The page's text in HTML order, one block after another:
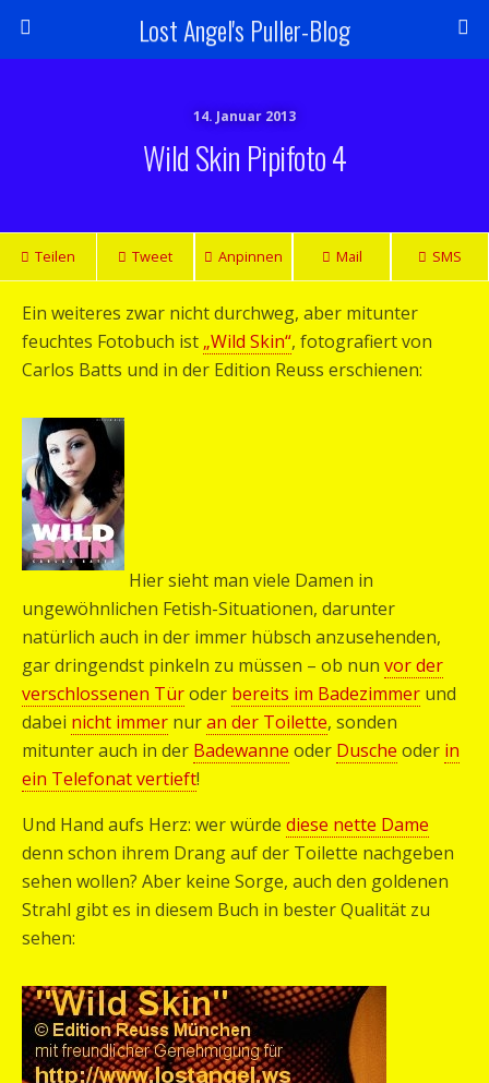
Lost Angel's Puller-Blog
14. Januar 2013
Wild Skin Pipifoto 4
Teilen Tweet Anpinnen Mail SMS
Ein weiteres zwar nicht durchweg, aber mitunter
feuchtes Fotobuch ist „Wild Skin“, fotografiert von
Carlos Batts und in der Edition Reuss erschienen:
Hier sieht man viele Damen in
ungewöhnlichen Fetish-Situationen, darunter
natürlich auch in der immer hübsch anzusehenden,
gar dringendst pinkeln zu müssen – ob nun vor der
verschlossenen Türoder bereits im Badezimmer und
dabei nicht immer nuran der Toilette, sonden
mitunter auch in der Badewanne oder Dusche oder in
ein Telefonat vertieft!
Und Hand aufs Herz: wer würde diese nette Dame
denn schon ihrem Drang auf der Toilette nachgeben
sehen wollen? Aber keine Sorge, auch den goldenen
Strahl gibt es in diesem Buch in bester Qualität zu
sehen: